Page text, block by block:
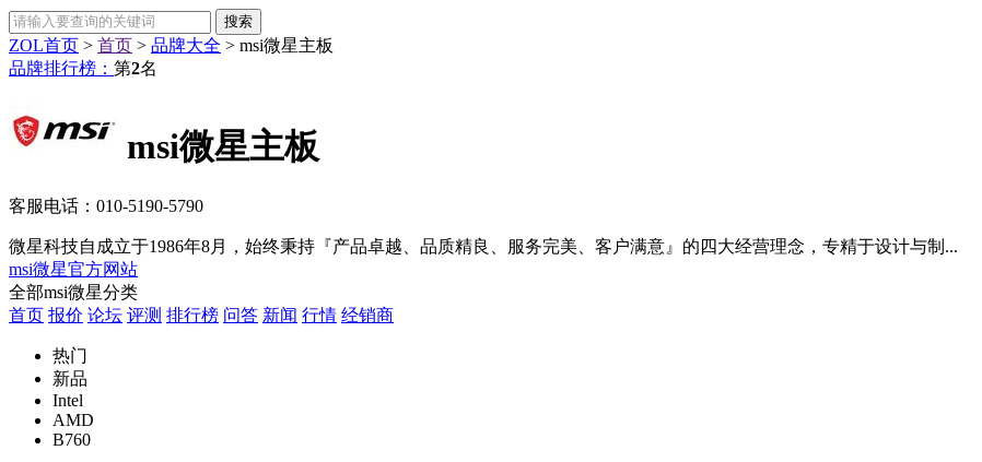
ZOL首页 > 首页 > 品牌大全 > msi微星主板
品牌排行榜： 第2名
msi微星主板
客服电话： 010-5190-5790
微星科技自成立于1986年8月，始终秉持『产品卓越、品质精良、服务完美、客户满意』的四大经营理念，专精于设计与制...
msi微星官方网站
全部msi微星分类
首页 报价 论坛 评测 排行榜 问答 新闻 行情 经销商
热门
新品
Intel
AMD
B760